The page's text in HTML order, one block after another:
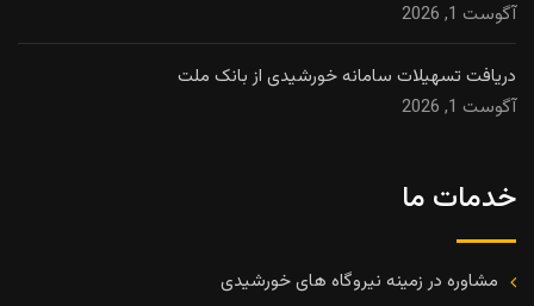
آگوست 1, 2026
دریافت تسهیلات سامانه خورشیدی از بانک ملت
آگوست 1, 2026
خدمات ما
مشاوره در زمینه نیروگاه های خورشیدی